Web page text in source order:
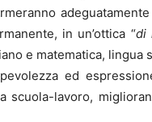
in un’ottica “di
e matematica, lingua
ed
scuola-lavoro,